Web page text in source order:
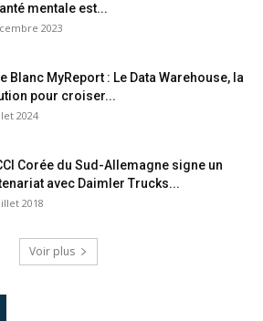
mentale est...
2023
Blanc MyReport : Le Data Warehouse, la
pour croiser...
2024
Corée du Sud-Allemagne signe un
avec Daimler Trucks...
2018
Voir plus